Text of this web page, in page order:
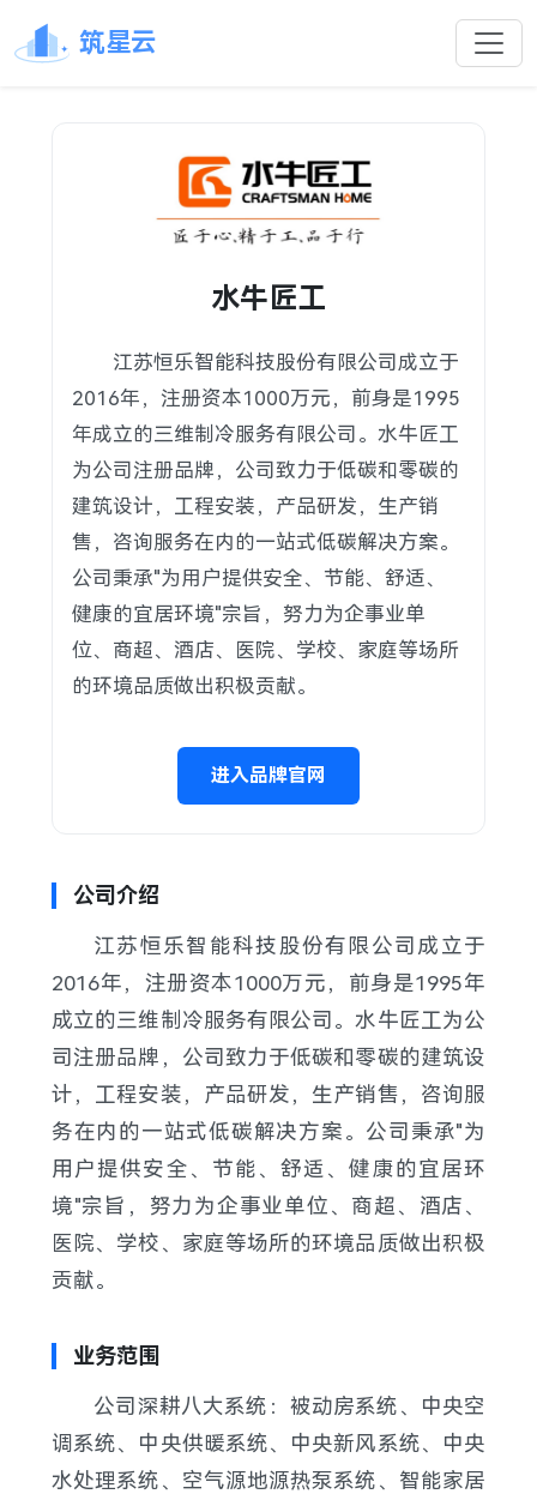
筑星云
水牛匠工
江苏恒乐智能科技股份有限公司成立于
2016年，注册资本1000万元，前身是1995
年成立的三维制冷服务有限公司。水牛匠工
为公司注册品牌，公司致力于低碳和零碳的
建筑设计，工程安装，产品研发，生产销
售，咨询服务在内的一站式低碳解决方案。
公司秉承"为用户提供安全、节能、舒适、
健康的宜居环境"宗旨，努力为企事业单
位、商超、酒店、医院、学校、家庭等场所
的环境品质做出积极贡献。
进入品牌官网
公司介绍
江苏恒乐智能科技股份有限公司成立于
2016年，注册资本1000万元，前身是1995年
成立的三维制冷服务有限公司。水牛匠工为公
司注册品牌，公司致力于低碳和零碳的建筑设
计，工程安装，产品研发，生产销售，咨询服
务在内的一站式低碳解决方案。公司秉承"为
用户提供安全、节能、舒适、健康的宜居环
境"宗旨，努力为企事业单位、商超、酒店、
医院、学校、家庭等场所的环境品质做出积极
贡献。
业务范围
公司深耕八大系统：被动房系统、中央空
调系统、中央供暖系统、中央新风系统、中央
水处理系统、空气源地源热泵系统、智能家居